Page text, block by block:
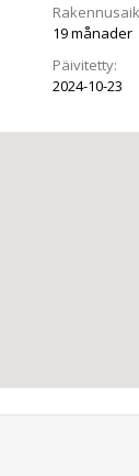
19 månader
Päivitetty:
2024-10-23